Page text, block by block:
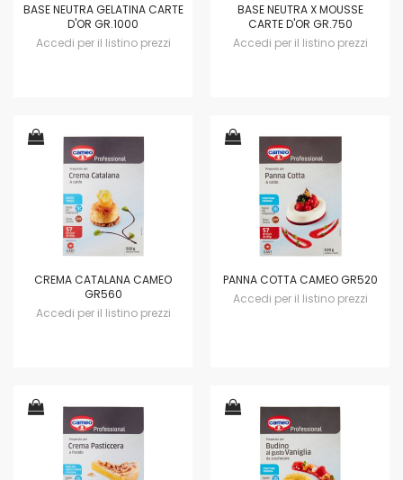
BASE NEUTRA GELATINA CARTE
D'OR GR.1000
Accedi per il listino prezzi
BASE NEUTRA X MOUSSE
CARTE D'OR GR.750
Accedi per il listino prezzi
CREMA CATALANA CAMEO
GR560
Accedi per il listino prezzi
PANNA COTTA CAMEO GR520
Accedi per il listino prezzi